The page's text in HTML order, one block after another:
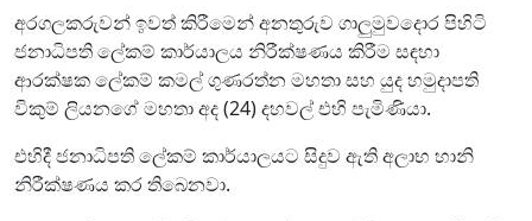
අරගලකරුවන් ඉවත් කිරීමෙන් අනතුරුව ගාලුමුවදොර පිහිටි
ජනාධිපති ලේකම් කාර්යාලය නිරීක්ෂණය කිරීම සඳහා
ආරක්ෂක ලේකම් කමල් ගුණරත්න මහතා සහ යුද හමුදාපති
විකුම් ලියනගේ මහතා අද (24) දහවල් එහි පැමිණියා.
එහිදී ජනාධිපති ලේකම් කාර්යාලයට සිදුව ඇති අලාභ හානි
නිරීක්ෂණය කර තිබෙනවා.